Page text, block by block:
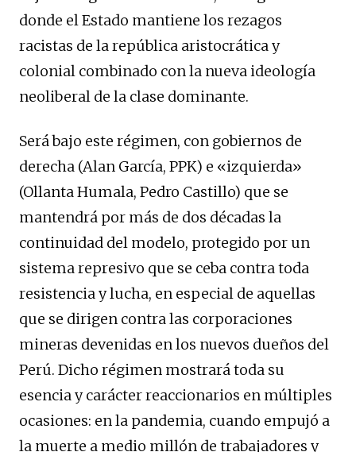
donde el Estado mantiene los rezagos
racistas de la república aristocrática y
colonial combinado con la nueva ideología
neoliberal de la clase dominante.
Será bajo este régimen, con gobiernos de
derecha (Alan García, PPK) e «izquierda»
(Ollanta Humala, Pedro Castillo) que se
mantendrá por más de dos décadas la
continuidad del modelo, protegido por un
sistema represivo que se ceba contra toda
resistencia y lucha, en especial de aquellas
que se dirigen contra las corporaciones
mineras devenidas en los nuevos dueños del
Perú. Dicho régimen mostrará toda su
esencia y carácter reaccionarios en múltiples
ocasiones: en la pandemia, cuando empujó a
la muerte a medio millón de trabajadores y